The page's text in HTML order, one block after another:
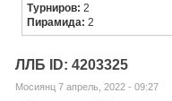
Турниров:2
Пирамида:2
ЛЛБ ID: 4203325
Мосиянц 7 апрель, 2022 - 09:27